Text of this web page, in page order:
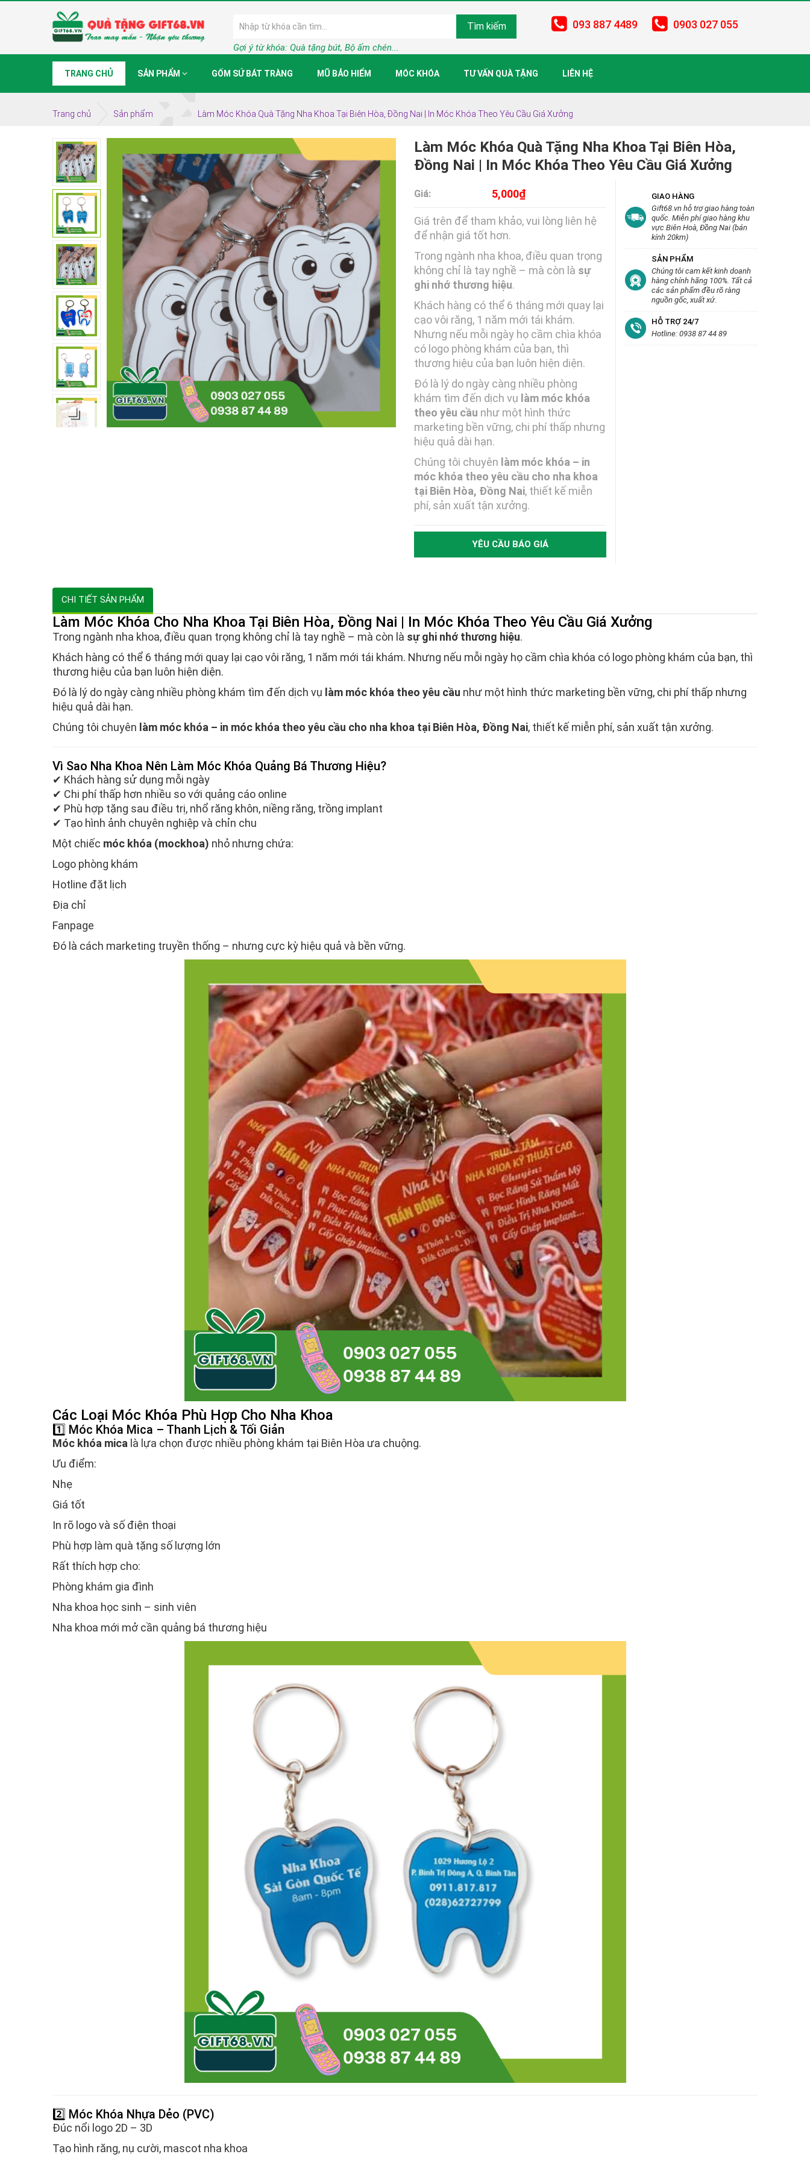
Tìm kiếm
Gợi ý từ khóa: Quà tặng bút, Bộ ấm chén...
093 887 4489 0903 027 055
TRANG CHỦ SẢN PHẨM GỐM SỨ BÁT TRÀNG MŨ BẢO HIỂM MÓC KHÓA TƯ VẤN QUÀ TẶNG LIÊN HỆ
Trang chủ Sản phẩm Làm Móc Khóa Quà Tặng Nha Khoa Tại Biên Hòa, Đồng Nai | In Móc Khóa Theo Yêu Cầu Giá Xưởng
Làm Móc Khóa Quà Tặng Nha Khoa Tại Biên Hòa,
Đồng Nai | In Móc Khóa Theo Yêu Cầu Giá Xưởng
Giá: 5,000₫
Giá trên để tham khảo, vui lòng liên hệ
để nhận giá tốt hơn.
Trong ngành nha khoa, điều quan trọng
không chỉ là tay nghề – mà còn là sự
ghi nhớ thương hiệu.
Khách hàng có thể 6 tháng mới quay lại
cạo vôi răng, 1 năm mới tái khám.
Nhưng nếu mỗi ngày họ cầm chìa khóa
có logo phòng khám của bạn, thì
thương hiệu của bạn luôn hiện diện.
Đó là lý do ngày càng nhiều phòng
khám tìm đến dịch vụ làm móc khóa
theo yêu cầu như một hình thức
marketing bền vững, chi phí thấp nhưng
hiệu quả dài hạn.
Chúng tôi chuyên làm móc khóa – in
móc khóa theo yêu cầu cho nha khoa
tại Biên Hòa, Đồng Nai, thiết kế miễn
phí, sản xuất tận xưởng.
YÊU CẦU BÁO GIÁ
GIAO HÀNG
Gift68.vn hỗ trợ giao hàng toàn
quốc. Miễn phí giao hàng khu
vực Biên Hoà, Đồng Nai (bán
kính 20km)
SẢN PHẨM
Chúng tôi cam kết kinh doanh
hàng chính hãng 100%. Tất cả
các sản phẩm đều rõ ràng
nguồn gốc, xuất xứ.
HỖ TRỢ 24/7
Hotline: 0938 87 44 89
CHI TIẾT SẢN PHẨM
Làm Móc Khóa Cho Nha Khoa Tại Biên Hòa, Đồng Nai | In Móc Khóa Theo Yêu Cầu Giá Xưởng
Trong ngành nha khoa, điều quan trọng không chỉ là tay nghề – mà còn là sự ghi nhớ thương hiệu.
Khách hàng có thể 6 tháng mới quay lại cạo vôi răng, 1 năm mới tái khám. Nhưng nếu mỗi ngày họ cầm chìa khóa có logo phòng khám của bạn, thì
thương hiệu của bạn luôn hiện diện.
Đó là lý do ngày càng nhiều phòng khám tìm đến dịch vụ làm móc khóa theo yêu cầu như một hình thức marketing bền vững, chi phí thấp nhưng
hiệu quả dài hạn.
Chúng tôi chuyên làm móc khóa – in móc khóa theo yêu cầu cho nha khoa tại Biên Hòa, Đồng Nai, thiết kế miễn phí, sản xuất tận xưởng.
Vì Sao Nha Khoa Nên Làm Móc Khóa Quảng Bá Thương Hiệu?
✔ Khách hàng sử dụng mỗi ngày
✔ Chi phí thấp hơn nhiều so với quảng cáo online
✔ Phù hợp tặng sau điều trị, nhổ răng khôn, niềng răng, trồng implant
✔ Tạo hình ảnh chuyên nghiệp và chỉn chu
Một chiếc móc khóa (mockhoa) nhỏ nhưng chứa:
Logo phòng khám
Hotline đặt lịch
Địa chỉ
Fanpage
Đó là cách marketing truyền thống – nhưng cực kỳ hiệu quả và bền vững.
Các Loại Móc Khóa Phù Hợp Cho Nha Khoa
1️⃣ Móc Khóa Mica – Thanh Lịch & Tối Giản
Móc khóa mica là lựa chọn được nhiều phòng khám tại Biên Hòa ưa chuộng.
Ưu điểm:
Nhẹ
Giá tốt
In rõ logo và số điện thoại
Phù hợp làm quà tặng số lượng lớn
Rất thích hợp cho:
Phòng khám gia đình
Nha khoa học sinh – sinh viên
Nha khoa mới mở cần quảng bá thương hiệu
2️⃣ Móc Khóa Nhựa Dẻo (PVC)
Đúc nổi logo 2D – 3D
Tạo hình răng, nụ cười, mascot nha khoa